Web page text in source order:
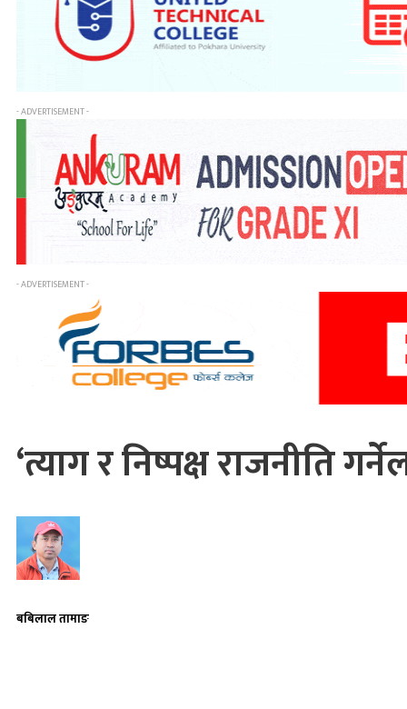
- ADVERTISEMENT -
- ADVERTISEMENT -
‘त्याग र निष्पक्ष राजनीति
बबिलाल तामाङ